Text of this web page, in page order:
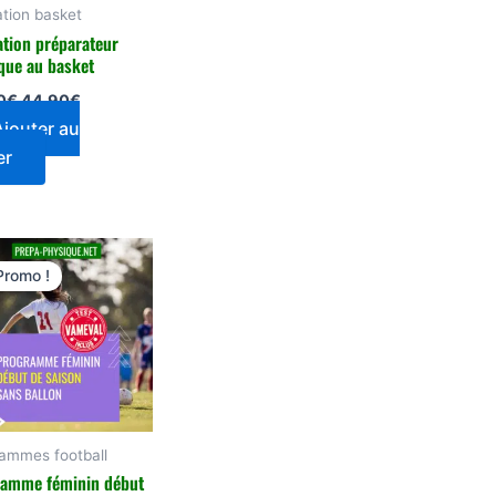
basket
préparateur
au basket
€44,90€
au
!
football
féminin début
Le
prix
initial
était :
74,90€.
Le
prix
actuel
est :
59,90€.